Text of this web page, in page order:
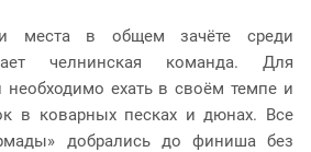
места в общем зачёте среди
челнинская команда. Для
необходимо ехать в своём темпе и
в коварных песках и дюнах. Все
добрались до финиша без